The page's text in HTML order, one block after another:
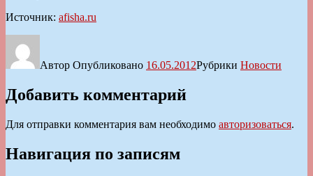
Источник: afisha.ru
Автор Опубликовано 16.05.2012Рубрики Новости
Добавить комментарий
Для отправки комментария вам необходимо авторизоваться.
Навигация по записям